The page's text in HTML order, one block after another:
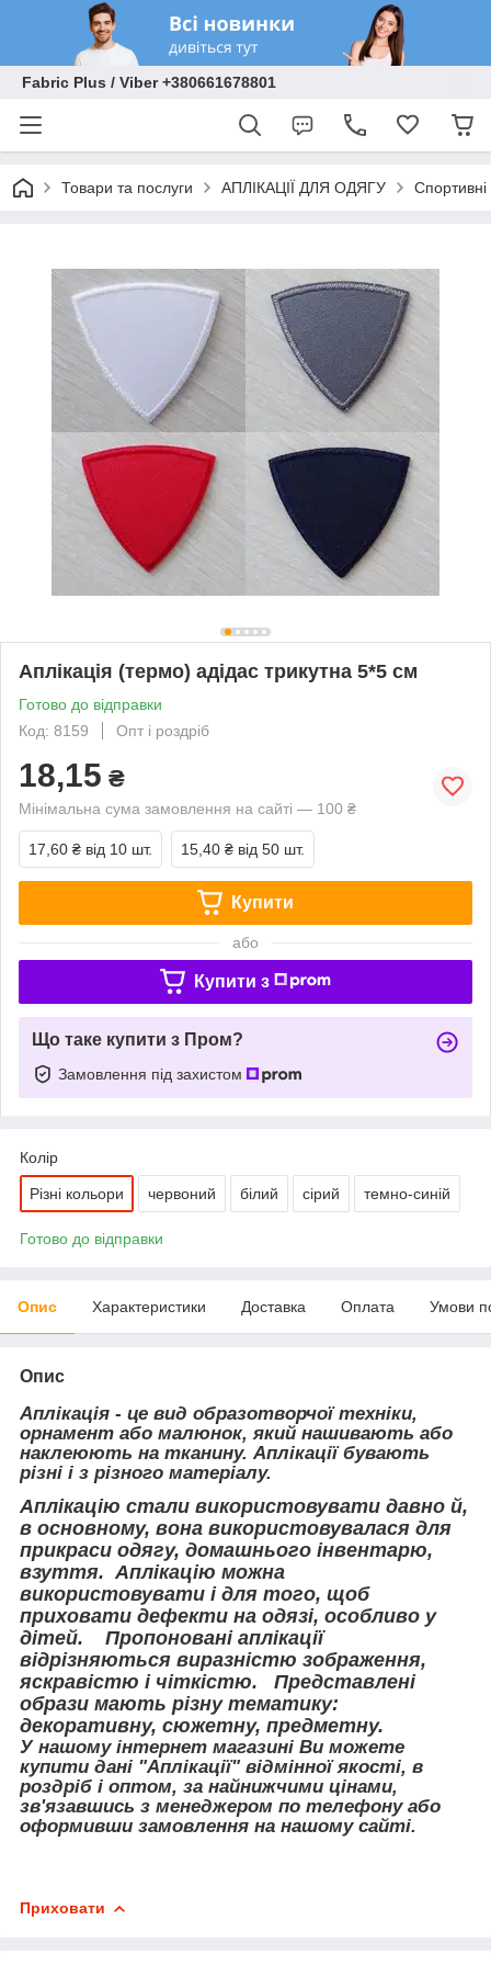
Fabric Plus / Viber +380661678801
Товари та послуги АПЛІКАЦІЇ ДЛЯ ОДЯГУ Спортивні
Аплікація (термо) адідас трикутна 5*5 см
Готово до відправки
Код: 8159
Опт і роздріб
18,15 ₴
Мінімальна сума замовлення на сайті — 100 ₴
17,60 ₴ від 10 шт. 15,40 ₴ від 50 шт.
Купити
або
Купити з
Що таке купити з Пром?
Замовлення під захистом
Колір
Різні кольори червоний білий сірий темно-синій
Готово до відправки
Опис Характеристики Доставка Оплата Умови
Опис
Аплікація - це вид образотворчої техніки,
орнамент або малюнок, який нашивають або
наклеюють на тканину. Аплікації бувають
різні і з різного матеріалу.
Аплікацію стали використовувати давно й,
в основному, вона використовувалася для
прикраси одягу, домашнього інвентарю,
взуття. Аплікацію можна
використовувати і для того, щоб
приховати дефекти на одязі, особливо у
дітей. Пропоновані аплікації
відрізняються виразністю зображення,
яскравістю і чіткістю. Представлені
образи мають різну тематику:
декоративну, сюжетну, предметну.
У нашому інтернет магазині Ви можете
купити дані "Аплікації" відмінної якості, в
роздріб і оптом, за найнижчими цінами,
зв'язавшись з менеджером по телефону або
оформивши замовлення на нашому сайті.
Приховати